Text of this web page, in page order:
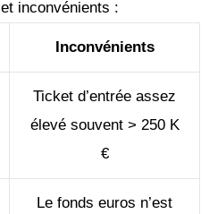
inconvénients :
Inconvénients
Ticket d’entrée assez
élevé souvent > 250 K
€
Le fonds euros n’est